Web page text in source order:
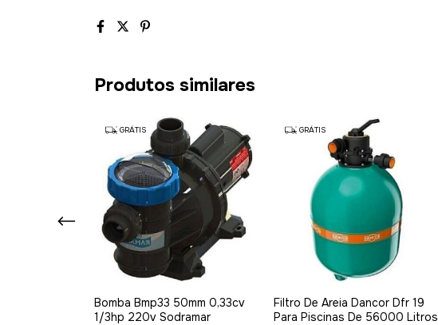
Produtos similares
GRÁTIS
Bomba Bmp33 50mm 0,33cv
1/3hp 220v Sodramar
GRÁTIS
Filtro De Areia Dancor Dfr 19
Para Piscinas De 56000 Litros